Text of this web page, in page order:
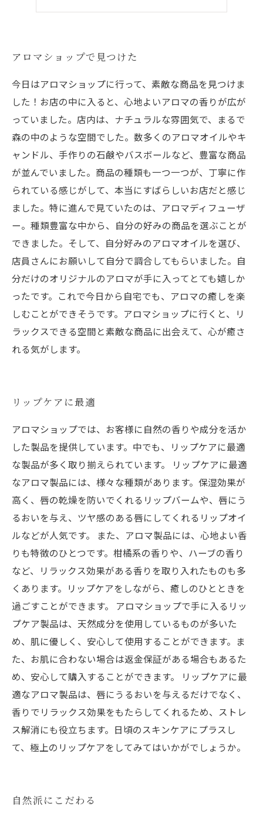
アロマショップで見つけた
今日はアロマショップに行って、素敵な商品を見つけま
した！お店の中に入ると、心地よいアロマの香りが広が
っていました。店内は、ナチュラルな雰囲気で、まるで
森の中のような空間でした。数多くのアロマオイルやキ
ャンドル、手作りの石鹸やバスボールなど、豊富な商品
が並んでいました。商品の種類も一つ一つが、丁寧に作
られている感じがして、本当にすばらしいお店だと感じ
ました。特に進んで見ていたのは、アロマディフューザ
ー。種類豊富な中から、自分の好みの商品を選ぶことが
できました。そして、自分好みのアロマオイルを選び、
店員さんにお願いして自分で調合してもらいました。自
分だけのオリジナルのアロマが手に入ってとても嬉しか
ったです。これで今日から自宅でも、アロマの癒しを楽
しむことができそうです。アロマショップに行くと、リ
ラックスできる空間と素敵な商品に出会えて、心が癒さ
れる気がします。
リップケアに最適
アロマショップでは、お客様に自然の香りや成分を活か
した製品を提供しています。中でも、リップケアに最適
な製品が多く取り揃えられています。 リップケアに最適
なアロマ製品には、様々な種類があります。保湿効果が
高く、唇の乾燥を防いでくれるリップバームや、唇にう
るおいを与え、ツヤ感のある唇にしてくれるリップオイ
ルなどが人気です。 また、アロマ製品には、心地よい香
りも特徴のひとつです。柑橘系の香りや、ハーブの香り
など、リラックス効果がある香りを取り入れたものも多
くあります。リップケアをしながら、癒しのひとときを
過ごすことができます。 アロマショップで手に入るリッ
プケア製品は、天然成分を使用しているものが多いた
め、肌に優しく、安心して使用することができます。ま
た、お肌に合わない場合は返金保証がある場合もあるた
め、安心して購入することができます。 リップケアに最
適なアロマ製品は、唇にうるおいを与えるだけでなく、
香りでリラックス効果をもたらしてくれるため、ストレ
ス解消にも役立ちます。日頃のスキンケアにプラスし
て、極上のリップケアをしてみてはいかがでしょうか。
自然派にこだわる